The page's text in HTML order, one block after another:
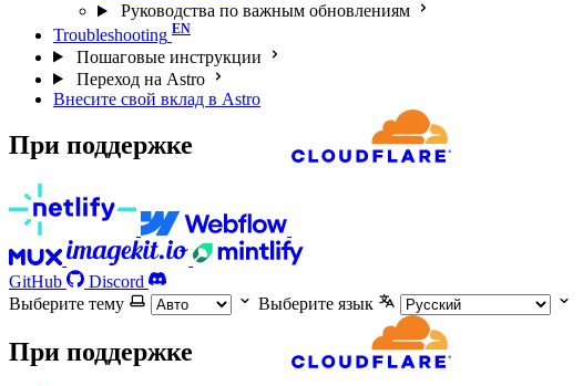
Руководства по важным обновлениям
Troubleshooting
Пошаговые инструкции
Переход на Astro
Внесите свой вклад в Astro
При поддержке
GitHub
Discord
Выберите тему
Выберите язык
При поддержке